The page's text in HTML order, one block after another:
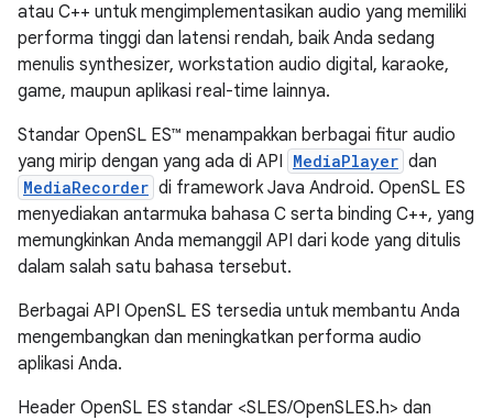
atau C++ untuk mengimplementasikan audio yang memiliki
performa tinggi dan latensi rendah, baik Anda sedang
menulis synthesizer, workstation audio digital, karaoke,
game, maupun aplikasi real-time lainnya.
Standar OpenSL ES™ menampakkan berbagai fitur audio
yang mirip dengan yang ada di API MediaPlayer dan
MediaRecorder di framework Java Android. OpenSL ES
menyediakan antarmuka bahasa C serta binding C++, yang
memungkinkan Anda memanggil API dari kode yang ditulis
dalam salah satu bahasa tersebut.
Berbagai API OpenSL ES tersedia untuk membantu Anda
mengembangkan dan meningkatkan performa audio
aplikasi Anda.
Header OpenSL ES standar <SLES/OpenSLES.h> dan